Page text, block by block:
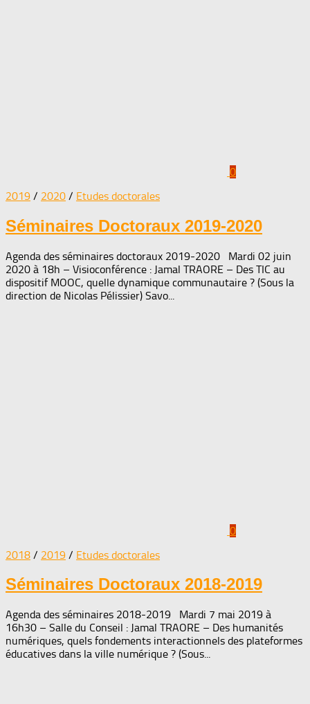
0
2019 / 2020 / Etudes doctorales
Séminaires Doctoraux 2019-2020
Agenda des séminaires doctoraux 2019-2020 Mardi 02 juin
2020 à 18h – Visioconférence : Jamal TRAORE – Des TIC au
dispositif MOOC, quelle dynamique communautaire ? (Sous la
direction de Nicolas Pélissier) Savo...
0
2018 / 2019 / Etudes doctorales
Séminaires Doctoraux 2018-2019
Agenda des séminaires 2018-2019 Mardi 7 mai 2019 à
16h30 – Salle du Conseil : Jamal TRAORE – Des humanités
numériques, quels fondements interactionnels des plateformes
éducatives dans la ville numérique ? (Sous...